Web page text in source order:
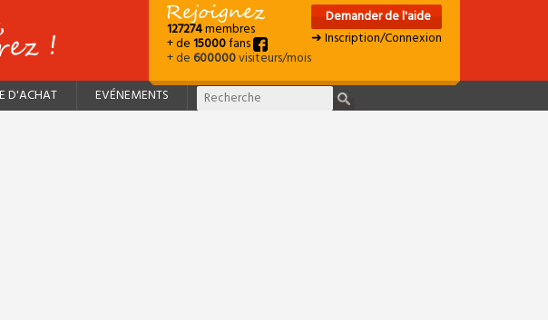
127274membres
+ de15000fans
+ de600000visiteurs/mois
Demander de l'aide
➜ Inscription/Connexion
D'ACHAT EVÉNEMENTS